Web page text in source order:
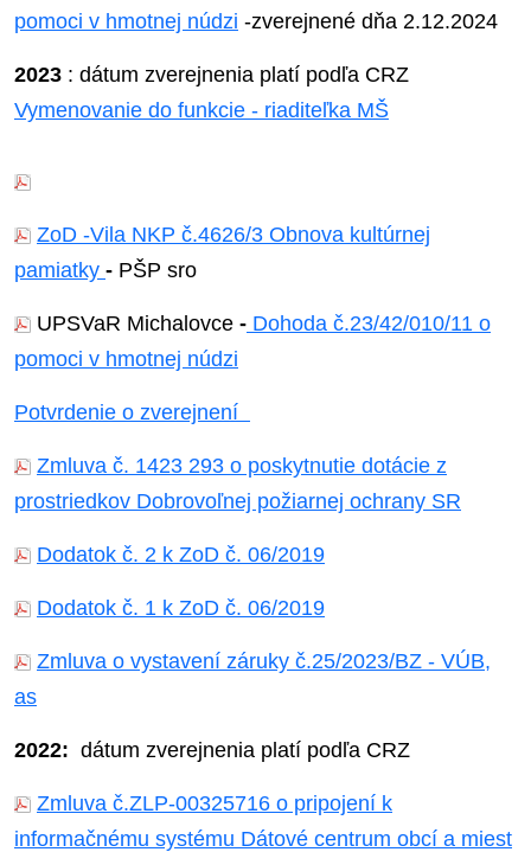
pomoci v hmotnej núdzi -zverejnené dňa 2.12.2024
2023 : dátum zverejnenia platí podľa CRZ
Vymenovanie do funkcie - riaditeľka MŠ
ZoD -Vila NKP č.4626/3 Obnova kultúrnej
pamiatky - PŠP sro
UPSVaR Michalovce - Dohoda č.23/42/010/11 o
pomoci v hmotnej núdzi
Potvrdenie o zverejnení
Zmluva č. 1423 293 o poskytnutie dotácie z
prostriedkov Dobrovoľnej požiarnej ochrany SR
Dodatok č. 2 k ZoD č. 06/2019
Dodatok č. 1 k ZoD č. 06/2019
Zmluva o vystavení záruky č.25/2023/BZ - VÚB,
as
2022: dátum zverejnenia platí podľa CRZ
Zmluva č.ZLP-00325716 o pripojení k
informačnému systému Dátové centrum obcí a miest